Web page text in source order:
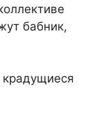
бабник,